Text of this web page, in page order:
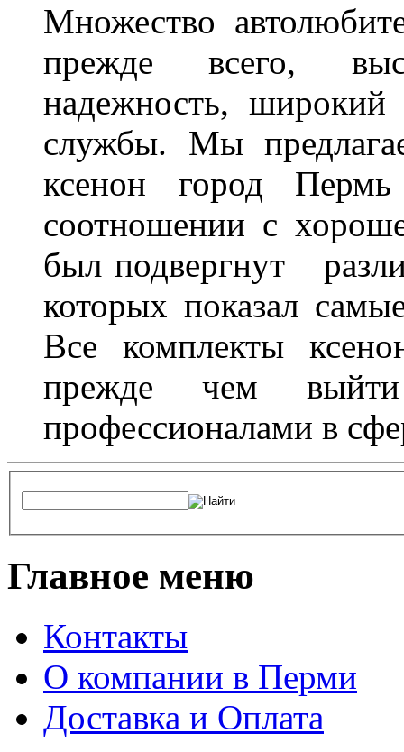
Множество
прежде всего,
надежность, широкий
службы. Мы
ксенон город
соотношении с
был подвергнут
которых показал
Все комплекты
прежде чем
профессионалами в
Главное меню
Контакты
О компании в Перми
Доставка и Оплата